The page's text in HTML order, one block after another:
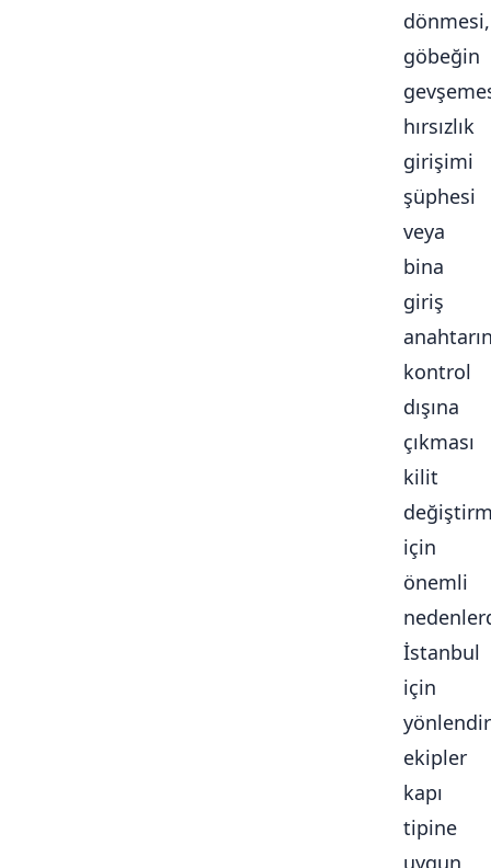
dönmesi,
göbeğin
hırsızlık
girişimi
şüphesi
veya
bina
giriş
kontrol
dışına
çıkması
kilit
için
önemli
İstanbul
için
ekipler
kapı
tipine
uygun